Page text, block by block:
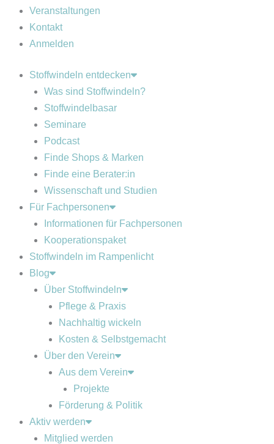
Veranstaltungen
Kontakt
Anmelden
Stoffwindeln entdecken
Was sind Stoffwindeln?
Stoffwindelbasar
Seminare
Podcast
Finde Shops & Marken
Finde eine Berater:in
Wissenschaft und Studien
Für Fachpersonen
Informationen für Fachpersonen
Kooperationspaket
Stoffwindeln im Rampenlicht
Blog
Über Stoffwindeln
Pflege & Praxis
Nachhaltig wickeln
Kosten & Selbstgemacht
Über den Verein
Aus dem Verein
Projekte
Förderung & Politik
Aktiv werden
Mitglied werden